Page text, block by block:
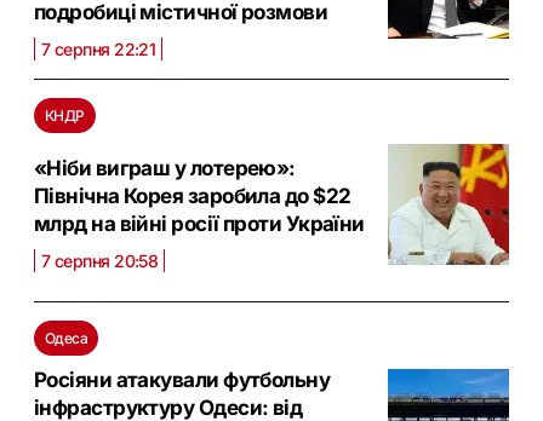
подробиці містичної розмови
7 серпня 22:21
КНДР
«Ніби виграш у лотерею»:
Північна Корея заробила до $22
млрд на війні росії проти України
7 серпня 20:58
Одеса
Росіяни атакували футбольну
інфраструктуру Одеси: від